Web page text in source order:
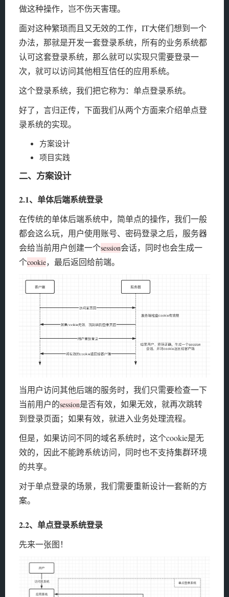
做这种操作，岂不伤天害理。
面对这种繁琐而且又无效的工作，IT大佬们想到一个
办法，那就是开发一套登录系统，所有的业务系统都
认可这套登录系统，那么就可以实现只需要登录一
次，就可以访问其他相互信任的应用系统。
这个登录系统，我们把它称为：单点登录系统。
好了，言归正传，下面我们从两个方面来介绍单点登
录系统的实现。
方案设计
项目实践
二、方案设计
2.1、单体后端系统登录
在传统的单体后端系统中，简单点的操作，我们一般
都会这么玩，用户使用账号、密码登录之后，服务器
会给当前用户创建一个session会话，同时也会生成一
个cookie，最后返回给前端。
当用户访问其他后端的服务时，我们只需要检查一下
当前用户的session是否有效，如果无效，就再次跳转
到登录页面；如果有效，就进入业务处理流程。
但是，如果访问不同的域名系统时，这个cookie是无
效的，因此不能跨系统访问，同时也不支持集群环境
的共享。
对于单点登录的场景，我们需要重新设计一套新的方
案。
2.2、单点登录系统登录
先来一张图！